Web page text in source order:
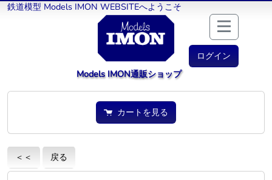
鉄道模型 Models IMON WEBSITEへようこそ
ログイン
Models IMON通販ショップ
カートを見る
＜＜ 戻る